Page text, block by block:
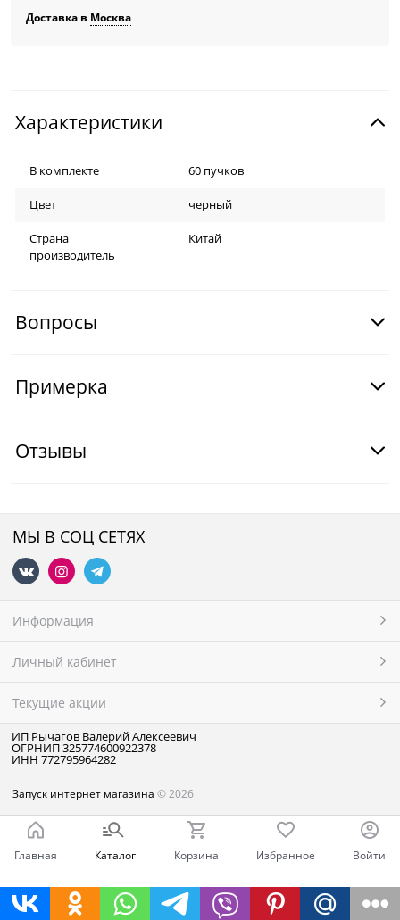
Доставка в Москва
Характеристики
В комплекте 60 пучков
Цвет черный
Страна
производитель
Китай
Вопросы
Примерка
Отзывы
МЫ В СОЦ СЕТЯХ
Информация
Личный кабинет
Текущие акции
ИП Рычагов Валерий Алексеевич
ОГРНИП 325774600922378
ИНН 772795964282
Запуск интернет магазина © 2026
Главная Каталог Корзина Избранное Войти